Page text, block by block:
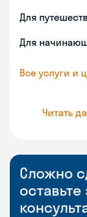
Для
Для
Все услуги и
Читать
Сложно